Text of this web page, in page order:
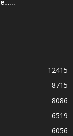
12415
8715
8086
6519
6056